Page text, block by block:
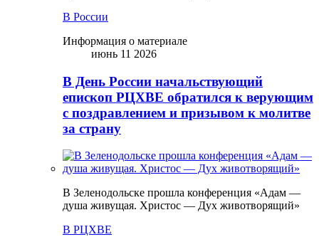
В России
Информация о материале
июнь 11 2026
В День России начальствующий
епископ РЦХВЕ обратился к верующим
с поздравлением и призывом к молитве
за страну
В Зеленодольске прошла конференция «Адам —
душа живущая. Христос — Дух животворящий»
В РЦХВЕ